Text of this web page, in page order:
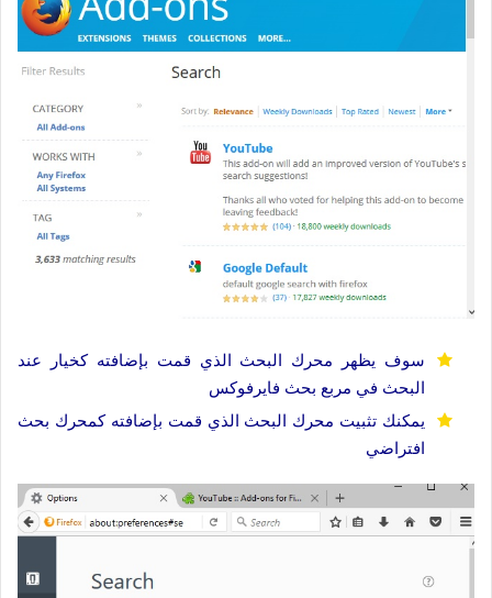
سوف يظهر محرك البحث الذي قمت بإضافته كخيار عند
البحث في مربع بحث فايرفوكس
يمكنك تثبيت محرك البحث الذي قمت بإضافته كمحرك بحث
افتراضي